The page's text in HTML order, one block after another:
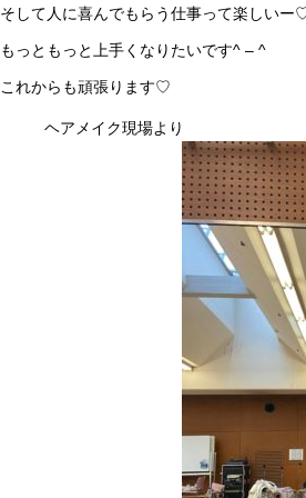
そして人に喜んでもらう仕事って楽しい
もっともっと上手くなりたいです^ – ^
これからも頑張ります♡
ヘアメイク現場より